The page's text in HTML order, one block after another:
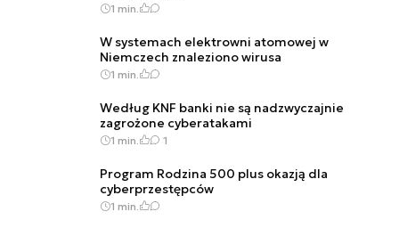
1 min.
W systemach elektrowni atomowej w
Niemczech znaleziono wirusa
1 min.
Według KNF banki nie są nadzwyczajnie
zagrożone cyberatakami
1 min. 1
Program Rodzina 500 plus okazją dla
cyberprzestępców
1 min.